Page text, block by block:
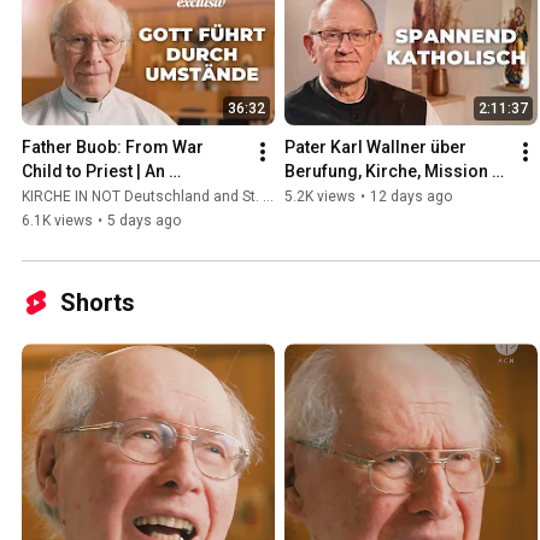
36:32
Father Buob: From War
Child to Priest | An
Extraordinary Story of
Calling
KIRCHE IN NOT Deutschland and St. Ulrich Hochaltingen
6.1K views • 5 days ago
2:11:37
Pater Karl Wallner über
Berufung, Kirche, Mission
und das spannendste Leben
5.2K views • 12 days ago
Shorts